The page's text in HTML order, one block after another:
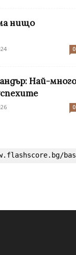
нищо
0
Най-много
0